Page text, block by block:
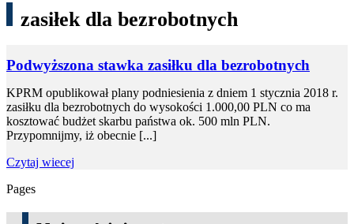
zasiłek dla bezrobotnych
Podwyższona stawka zasiłku dla bezrobotnych
KPRM opublikował plany podniesienia z dniem 1 stycznia 2018 r.
zasiłku dla bezrobotnych do wysokości 1.000,00 PLN co ma
kosztować budżet skarbu państwa ok. 500 mln PLN.
Przypomnijmy, iż obecnie [...]
Czytaj wiecej
Pages